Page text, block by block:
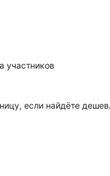
участников
если найдёте